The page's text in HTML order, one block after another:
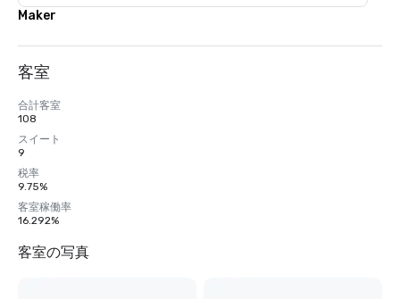
Maker
客室
合計客室
108
スイート
9
税率
9.75%
客室稼働率
16.292%
客室の写真